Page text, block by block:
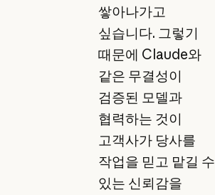
쌓아나가고
싶습니다. 그렇기
때문에 Claude와
같은 무결성이
검증된 모델과
협력하는 것이
고객사가 당사를
작업을 믿고 맡길 수
있는 신뢰감을